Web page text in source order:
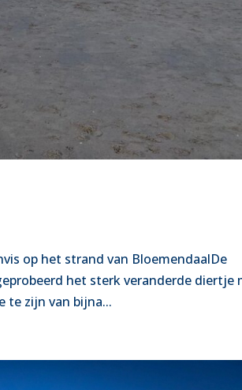
op het strand van BloemendaalDe
het sterk veranderde diertje
te zijn van bijna...